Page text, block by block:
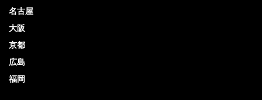
名古屋
大阪
京都
広島
福岡